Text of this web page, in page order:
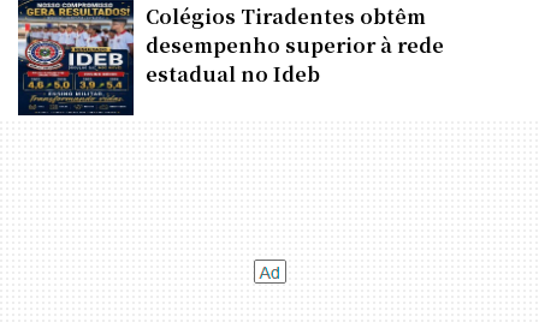
Colégios Tiradentes obtêm
desempenho superior à rede
estadual no Ideb